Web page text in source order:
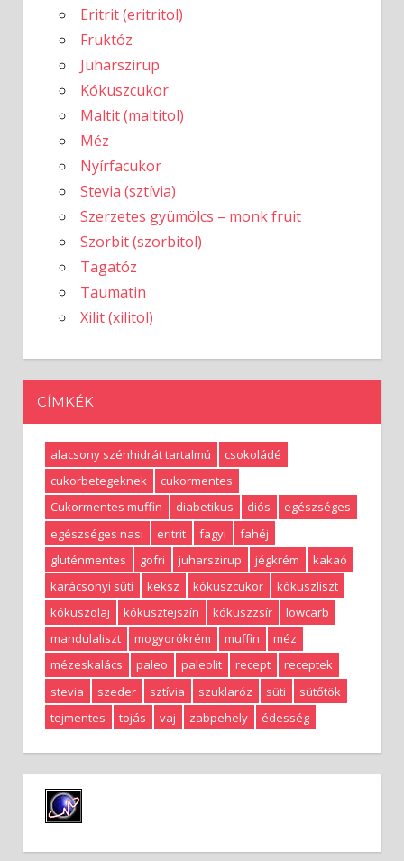
Eritrit (eritritol)
Fruktóz
Juharszirup
Kókuszcukor
Maltit (maltitol)
Méz
Nyírfacukor
Stevia (sztívia)
Szerzetes gyümölcs – monk fruit
Szorbit (szorbitol)
Tagatóz
Taumatin
Xilit (xilitol)
CÍMKÉK
alacsony szénhidrát tartalmú
csokoládé
cukorbetegeknek
cukormentes
Cukormentes muffin
diabetikus diós
egészséges
egészséges nasi
eritrit fagyi
fahéj
gluténmentes
gofri juharszirup jégkrém
kakaó
karácsonyi süti
keksz kókuszcukor
kókuszliszt
kókuszolaj
kókusztejszín kókuszzsír
lowcarb
mandulaliszt
mogyorókrém muffin
méz
mézeskalács
paleo paleolit recept
receptek
stevia
szeder sztívia szuklaróz süti
sütőtök
tejmentes
tojás vaj zabpehely édesség